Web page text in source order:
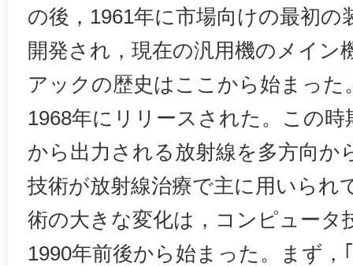
の後，1961年に市場向けの最初の
開発され，現在の汎用機のメイン
アックの歴史はここから始まった
1968年にリリースされた。この時
から出力される放射線を多方向か
技術が放射線治療で主に用いられ
術の大きな変化は，コンピュータ
1990年前後から始まった。まず，